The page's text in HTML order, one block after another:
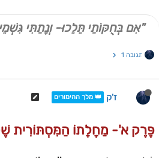
"אִם בְּחֻקּוֹתַי תֵּלֵכוּ- וְנָתַתִּי
תגובה 1
ז'ק 👑 מלך ההימורים
פֶּרֶק א'- מַחֲלָתוֹ הַמִּסְתּוֹרִית